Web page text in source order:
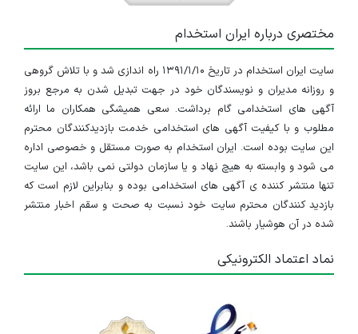
مختصری درباره ایران استخدام
سایت ایران استخدام در تاریخ ۱۳۹۱/۱/۱۰ راه اندازی شد و با تلاش گروهی
و روزانه مدیران و نویسندگان خود در جهت تبدیل شدن به مرجع بروز
آگهی های استخدامی گام برداشت. سعی همیشگی همکاران ما ارائه
مطلوب و با کیفیت آگهی های استخدامی خدمت بازدیدکنندگان محترم
این سایت بوده است. ایران استخدام به صورت مستقل و خصوصی اداره
می شود و وابسته به هیچ نهاد و یا سازمان دولتی نمی باشد، این سایت
تنها منتشر کننده ی آگهی های استخدامی بوده و بنابراین لازم است که
بازدید کنندگان محترم سایت خود نسبت به صحت و سقم اخبار منتشر
شده در آن هوشیار باشند.
نماد اعتماد الکترونیکی